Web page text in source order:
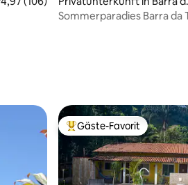
Tijuca
Sommerparadies Barra da
Beliebter Gäste-Favorit.
Gäste-Favorit